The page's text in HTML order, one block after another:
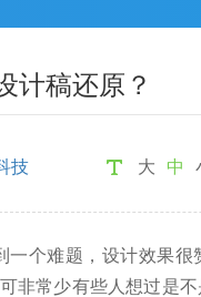
计稿还原？
技 大 中
个难题，设计效果很
非常少有些人想过是